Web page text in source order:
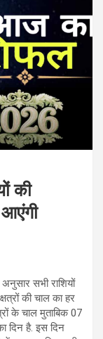
की
सभी राशियों
की चाल का हर
के चाल मुताबिक 07
दिन है. इस दिन